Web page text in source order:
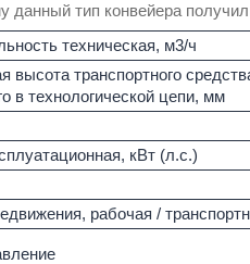
данный тип конвейера
техническая, м3/ч
высота транспортного
в технологической цепи, мм
кВт (л.с.)
рабочая /